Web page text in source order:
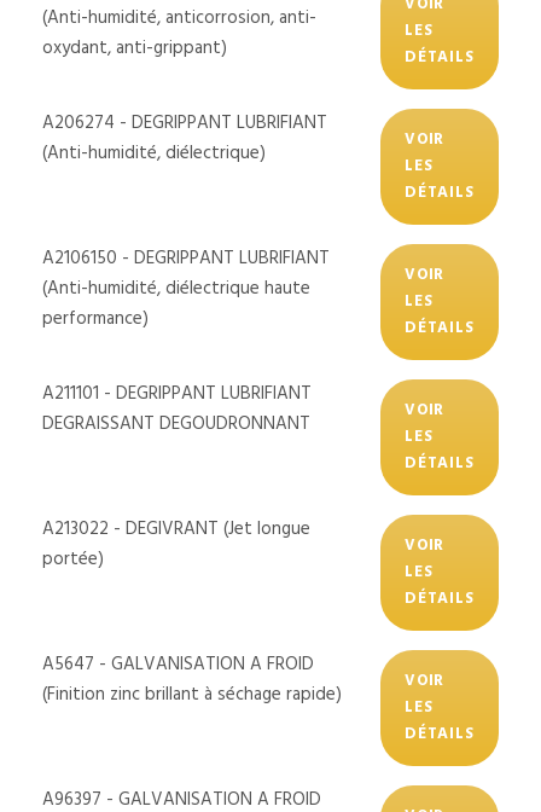
(Anti-humidité, anticorrosion, anti-
oxydant, anti-grippant)
LES
DÉTAILS
A206274 - DEGRIPPANT LUBRIFIANT
(Anti-humidité, diélectrique)
VOIR
LES
DÉTAILS
A2106150 - DEGRIPPANT LUBRIFIANT
(Anti-humidité, diélectrique haute
performance)
VOIR
LES
DÉTAILS
A211101 - DEGRIPPANT LUBRIFIANT
DEGRAISSANT DEGOUDRONNANT
VOIR
LES
DÉTAILS
A213022 - DEGIVRANT (Jet longue
portée)
VOIR
LES
DÉTAILS
A5647 - GALVANISATION A FROID
(Finition zinc brillant à séchage rapide)
VOIR
LES
DÉTAILS
A96397 - GALVANISATION A FROID